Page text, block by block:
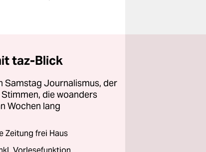
taz-Blick
Samstag Journalismus, der
die woanders
Wochen lang
Zeitung frei Haus